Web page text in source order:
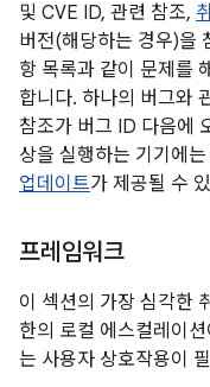
및 CVE ID, 관련 참조,
버전(해당하는 경우)을
항 목록과 같이 문제를
합니다. 하나의 버그와
참조가 버그 ID 다음에
상을 실행하는 기기에
업데이트가 제공될 수
프레임워크
이 섹션의 가장 심각한
한의 로컬 에스컬레이
는 사용자 상호작용이